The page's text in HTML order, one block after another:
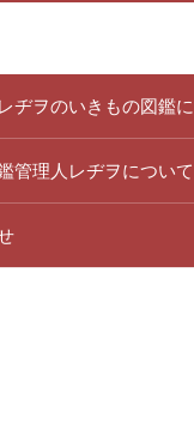
ヂヲのいきもの図鑑
管理人レヂヲについて